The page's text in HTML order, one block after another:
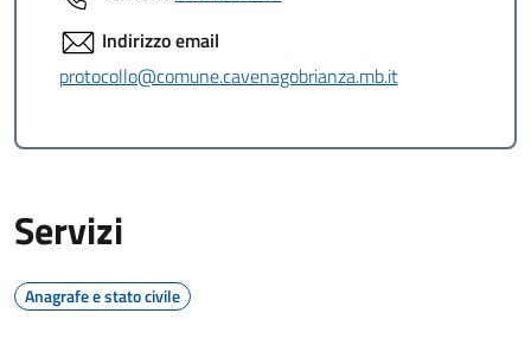
Indirizzo email
protocollo@comune.cavenagobrianza.mb.it
Servizi
Anagrafe e stato civile